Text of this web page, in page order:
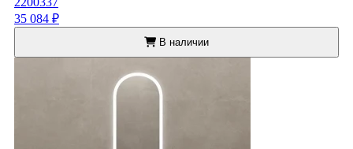
35 084 ₽
В наличии